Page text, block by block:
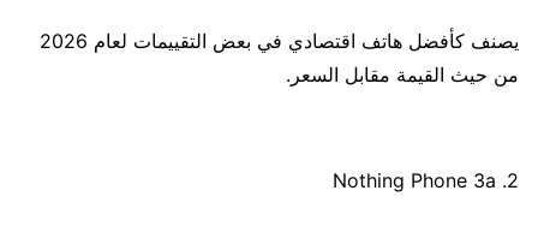
يصنف كأفضل هاتف اقتصادي في بعض التقييمات لعام 2026
من حيث القيمة مقابل السعر.
2. Nothing Phone 3a